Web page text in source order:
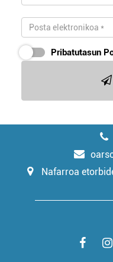
Pribatutasun
Nafarroa